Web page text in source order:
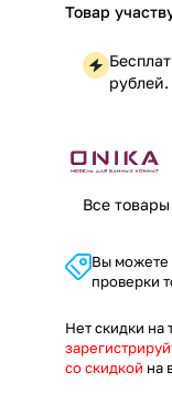
Товар
рублей.
Все
Вы можете
проверки
Нет скидки на
со скидкой на